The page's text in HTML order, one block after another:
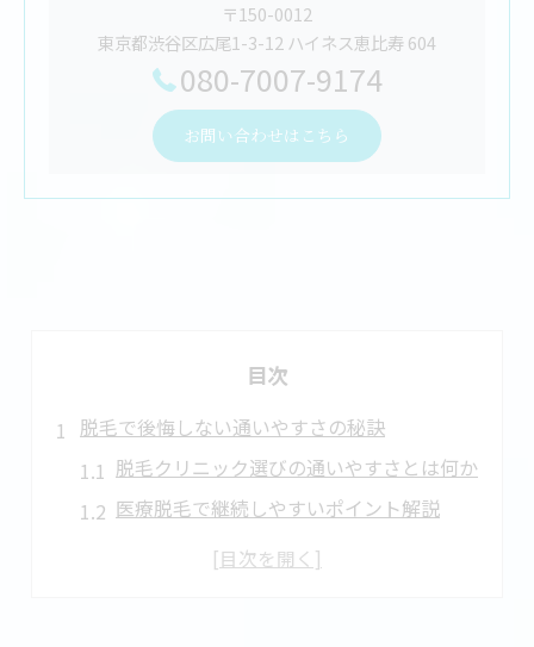
〒150-0012
東京都渋谷区広尾1-3-12 ハイネス恵比寿 604
080-7007-9174
お問い合わせはこちら
目次
脱毛で後悔しない通いやすさの秘訣
脱毛クリニック選びの通いやすさとは何か
医療脱毛で継続しやすいポイント解説
脱毛通いやすい理由と満足度の関係性